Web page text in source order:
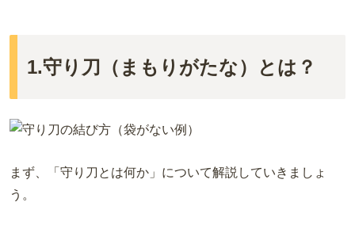
1.守り刀（まもりがたな）とは？
まず、「守り刀とは何か」について解説していきましょ
う。